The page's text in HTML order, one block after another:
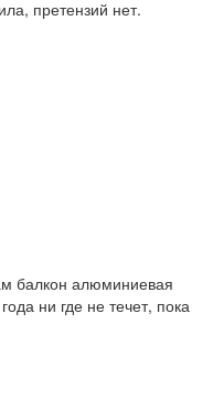
претензий нет.
балкон алюминиевая
ни где не течет, пока